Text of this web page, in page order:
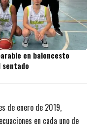
en baloncesto
sentado
de enero de 2019,
en cada uno de